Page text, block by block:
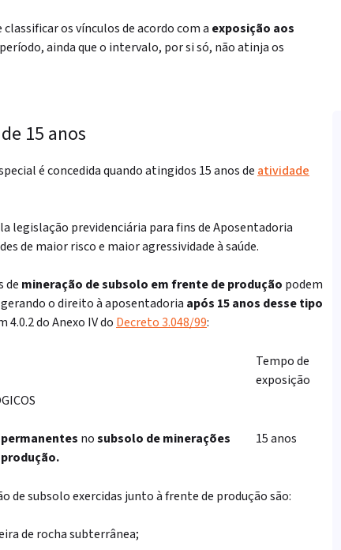
os vínculos de acordo com a exposição aos
ainda que o intervalo, por si só, não atinja os
de 15 anos
é concedida quando atingidos 15 anos de atividade
legislação previdenciária para fins de Aposentadoria
de maior risco e maior agressividade à saúde.
de mineração de subsolo em frente de produção podem
gerando o direito à aposentadoria após 15 anos desse tipo
do Anexo IV do Decreto 3.048/99:
Tempo de
exposição
nosubsolo de minerações
15 anos
de subsolo exercidas junto à frente de produção são:
de rocha subterrânea;